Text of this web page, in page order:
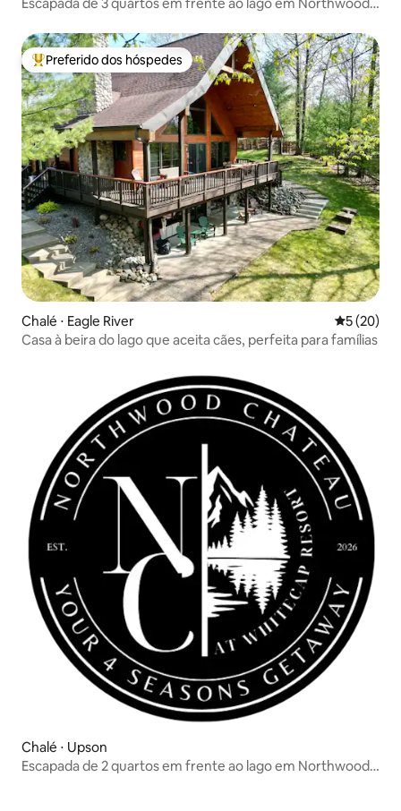
Entre os melhores preferidos dos hóspedes
Preferido dos hóspedes
Chalé ⋅ Eagle River 5 de uma
5 (20)
Casa à beira do lago que aceita cães, perfeita para famílias
Chalé ⋅ Upson
Escapada de 2 quartos em frente ao lago em Northwood